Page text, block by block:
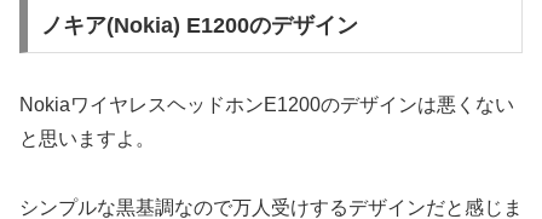
ノキア(Nokia) E1200のデザイン
NokiaワイヤレスヘッドホンE1200のデザインは悪くない
と思いますよ。
シンプルな黒基調なので万人受けするデザインだと感じま